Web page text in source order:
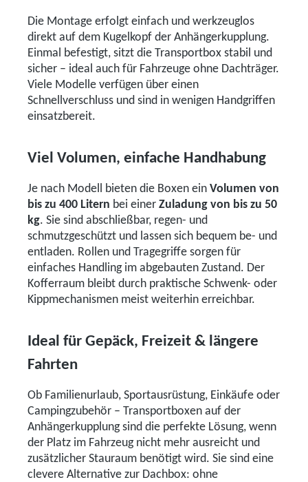
Die Montage erfolgt einfach und werkzeuglos
direkt auf dem Kugelkopf der Anhängerkupplung.
Einmal befestigt, sitzt die Transportbox stabil und
sicher – ideal auch für Fahrzeuge ohne Dachträger.
Viele Modelle verfügen über einen
Schnellverschluss und sind in wenigen Handgriffen
einsatzbereit.
Viel Volumen, einfache Handhabung
Je nach Modell bieten die Boxen ein Volumen von
bis zu 400 Litern bei einer Zuladung von bis zu 50
kg. Sie sind abschließbar, regen- und
schmutzgeschützt und lassen sich bequem be- und
entladen. Rollen und Tragegriffe sorgen für
einfaches Handling im abgebauten Zustand. Der
Kofferraum bleibt durch praktische Schwenk- oder
Kippmechanismen meist weiterhin erreichbar.
Ideal für Gepäck, Freizeit & längere
Fahrten
Ob Familienurlaub, Sportausrüstung, Einkäufe oder
Campingzubehör – Transportboxen auf der
Anhängerkupplung sind die perfekte Lösung, wenn
der Platz im Fahrzeug nicht mehr ausreicht und
zusätzlicher Stauraum benötigt wird. Sie sind eine
clevere Alternative zur Dachbox: ohne